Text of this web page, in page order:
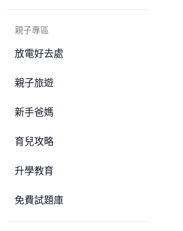
親子專區
放電好去處
親子旅遊
新手爸媽
育兒攻略
升學教育
免費試題庫